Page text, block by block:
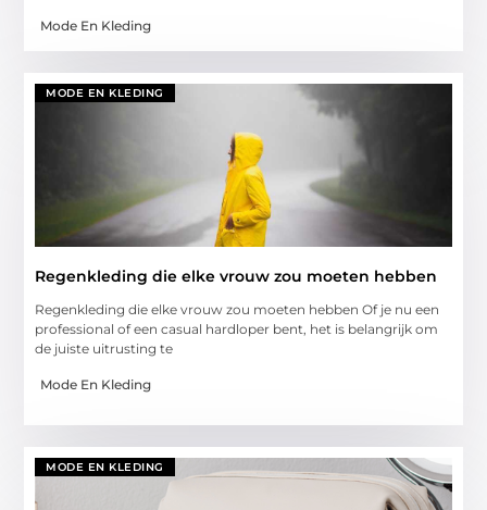
Mode En Kleding
MODE EN KLEDING
Regenkleding die elke vrouw zou moeten hebben
Regenkleding die elke vrouw zou moeten hebben Of je nu een
professional of een casual hardloper bent, het is belangrijk om
de juiste uitrusting te
Mode En Kleding
MODE EN KLEDING